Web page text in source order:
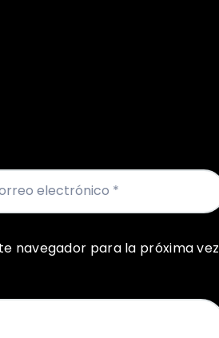
navegador para la próxima vez